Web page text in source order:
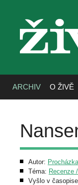
ARCHIV O ŽIVĚ
Autor:
Téma: Recenze
Vyšlo v časopise